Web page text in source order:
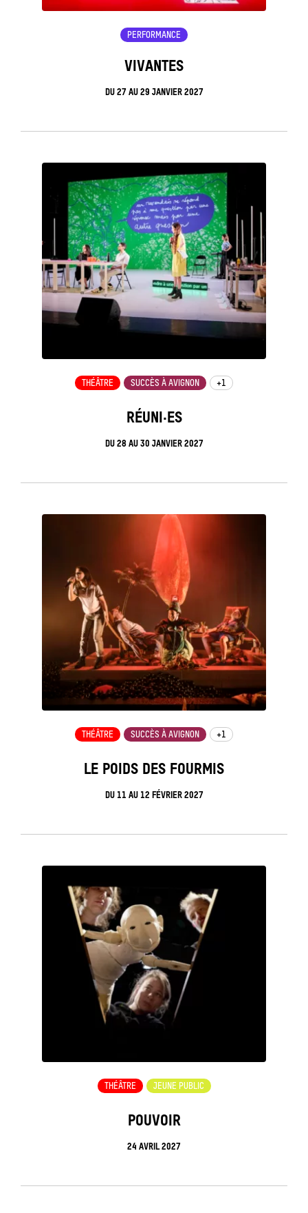
VIVANTES
DU 27 AU 29 JANVIER 2027
PERFORMANCE
RÉUNI·ES
DU 28AU 30 JANVIER 2027
THÉÂTRE SUCCÈS À AVIGNON +1
LE POIDS DES FOURMIS
DU 11 AU 12 FÉVRIER 2027
THÉÂTRE SUCCÈS À AVIGNON +1
POUVOIR
24 AVRIL 2027
THÉÂTRE JEUNE PUBLIC